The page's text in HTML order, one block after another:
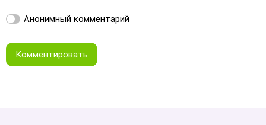
Анонимный комментарий
Комментировать